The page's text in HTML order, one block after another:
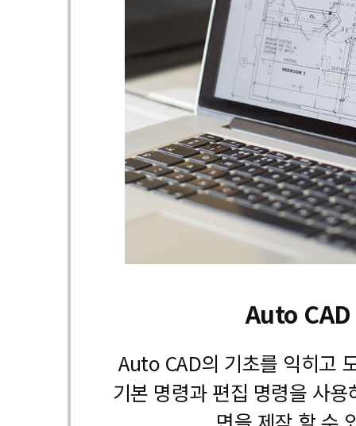
Auto CAD
Auto CAD의 기초를 익히고
기본 명령과 편집 명령을 사